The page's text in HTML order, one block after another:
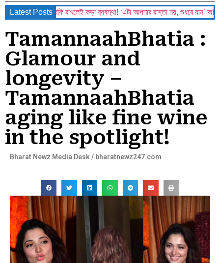
Durga Puja 2025
Auto
Latest Posts
সুরকি রাখলেই কড়া ব্যবস্থা! ‘এটা আপনার রাস্তা নয়, শুধরে যান’ অগ্নিমিত্রার
TamannaahBhatia :
Glamour and
longevity –
TamannaahBhatia
aging like fine wine
in the spotlight!
Bharat Newz Media Desk / bharatnewz247.com